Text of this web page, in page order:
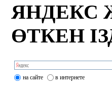
ЯНДЕКС
ӨТКЕН
на сайте в интернете